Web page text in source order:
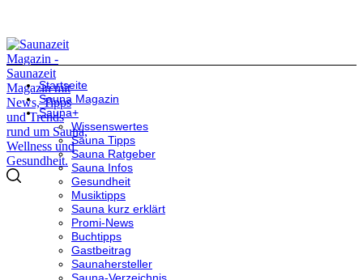
Startseite
Sauna Magazin
Sauna+
Wissenswertes
Sauna Tipps
Sauna Ratgeber
Sauna Infos
Gesundheit
Musiktipps
Sauna kurz erklärt
Promi-News
Buchtipps
Gastbeitrag
Saunahersteller